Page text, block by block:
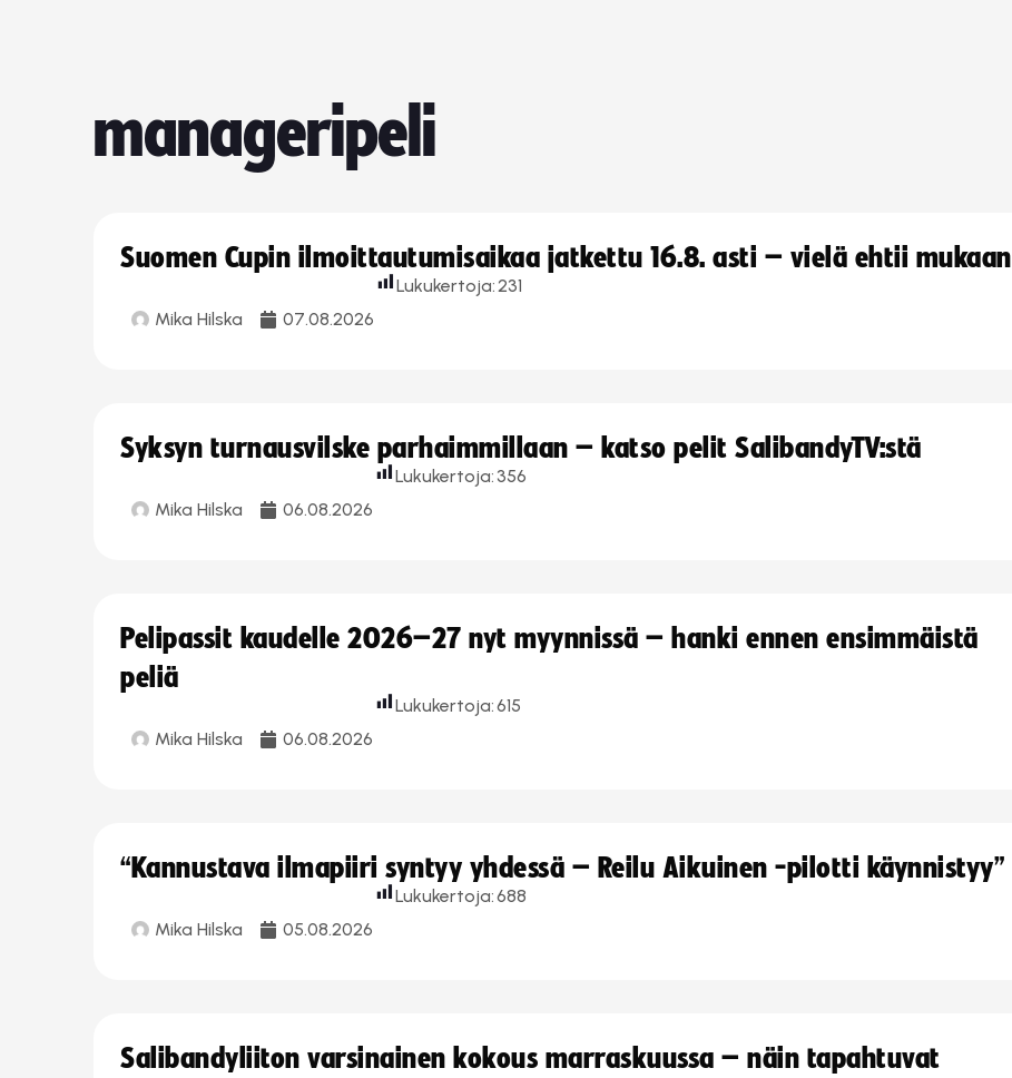
manageripeli
Suomen Cupin ilmoittautumisaikaa jatkettu 16.8. asti – vielä ehtii mukaan
Mika Hilska 07.08.2026
Lukukertoja:231
Syksyn turnausvilske parhaimmillaan – katso pelit SalibandyTV:stä
Mika Hilska 06.08.2026
Lukukertoja: 356
Pelipassit kaudelle 2026–27 nyt myynnissä – hanki ennen ensimmäistä
peliä
Mika Hilska 06.08.2026
Lukukertoja:615
“Kannustava ilmapiiri syntyy yhdessä – Reilu Aikuinen -pilotti käynnistyy”
Mika Hilska 05.08.2026
Lukukertoja:688
Salibandyliiton varsinainen kokous marraskuussa – näin tapahtuvat